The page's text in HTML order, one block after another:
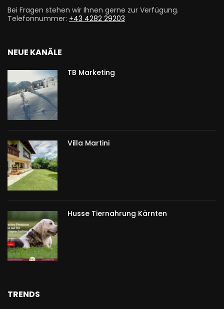
Bei Fragen stehen wir Ihnen gerne zur Verfügung.
Telefonnummer: +43 4282 29203
NEUE KANÄLE
TB Marketing
Villa Martini
Husse Tiernahrung Kärnten
TRENDS